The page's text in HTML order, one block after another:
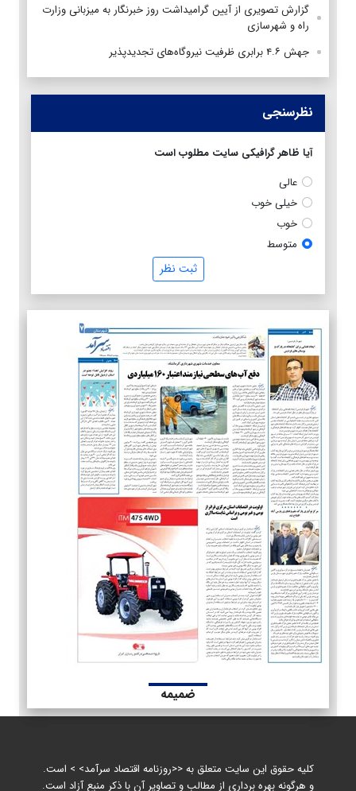
گزارش تصویری از آیین گرامیداشت روز خبرنگار به میزبانی وزارت
راه و شهرسازی
جهش ۴.۶ برابری ظرفیت نیروگاه‌های تجدیدپذیر
نظرسنجی
آیا ظاهر گرافیکی سایت مطلوب است
عالی
خیلی خوب
خوب
متوسط
ثبت نظر
ضمیمه
کلیه حقوق این سایت متعلق به <<روزنامه اقتصاد سرآمد> > است.
و هرگونه بهره برداری از مطالب و تصاویر آن با ذکر منبع آزاد است.